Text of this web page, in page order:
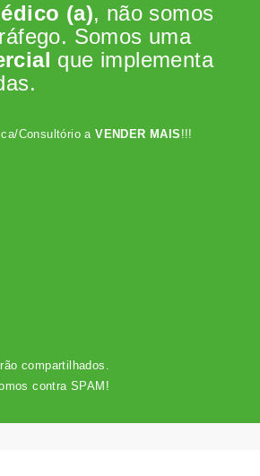
(a), não somos
Somos uma
que implementa
Consultório aVENDER MAIS !!!
compartilhados.
contra SPAM!